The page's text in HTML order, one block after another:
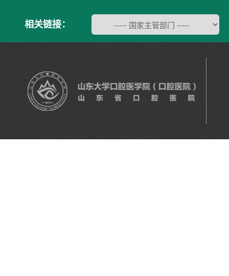
相关链接：